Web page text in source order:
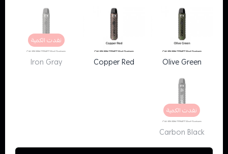
Olive Green
Copper Red
نفدت الكمية
Iron Gray
نفدت الكمية
Carbon Black